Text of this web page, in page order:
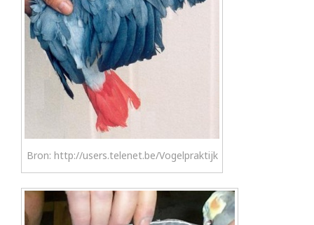
Bron: http://users.telenet.be/Vogelpraktijk